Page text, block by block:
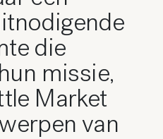
die
missie,
Market
van